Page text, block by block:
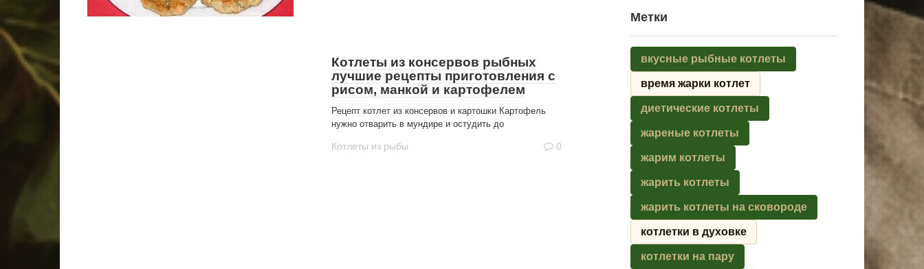
Котлеты из консервов рыбных
лучшие рецепты приготовления с
рисом, манкой и картофелем
Рецепт котлет из консервов и картошки Картофель
нужно отварить в мундире и остудить до
Котлеты из рыбы 0
Метки
вкусные рыбные котлеты
время жарки котлет
диетические котлеты
жареные котлеты
жарим котлеты
жарить котлеты
жарить котлеты на сковороде
котлетки в духовке
котлетки на пару